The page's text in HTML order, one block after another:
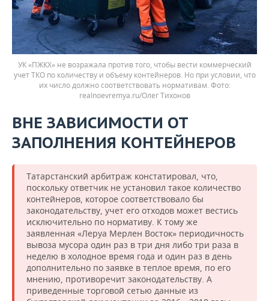
УК «ПЖКХ» не возражала против того, чтобы вести коммерческий
учет ТКО по количеству и объему контейнеров. Но при условии, что
их число должно соответствовать нормативам.
realnoevremya.ru/Олег Тихонов
ВНЕ ЗАВИСИМОСТИ ОТ
ЗАПОЛНЕНИЯ КОНТЕЙНЕРОВ
Татарстанский арбитраж констатировал, что,
поскольку ответчик не установил такое количество
контейнеров, которое соответствовало бы
законодательству, учет его отходов может вестись
исключительно по нормативу. К тому же
заявленная «Леруа Мерлен Восток» периодичность
вывоза мусора один раз в три дня либо три раза в
неделю в холодное время года и один раз в день
дополнительно по заявке в теплое время, по его
мнению, противоречит законодательству. А
приведенные торговой сетью данные из